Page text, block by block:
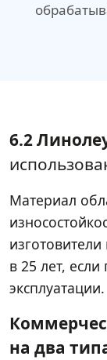
6.2
Материал
в 25 лет,
эксплуатации.
на два